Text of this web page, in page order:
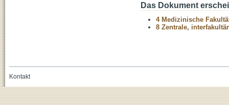
Das Dokument
4 Medizinische
8 Zentrale,
Kontakt